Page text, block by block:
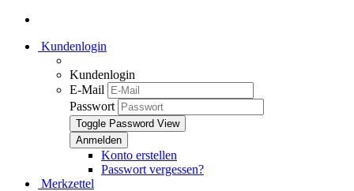
Kundenlogin
Kundenlogin
E-Mail
Passwort
Toggle Password View
Konto erstellen
Passwort vergessen?
Merkzettel